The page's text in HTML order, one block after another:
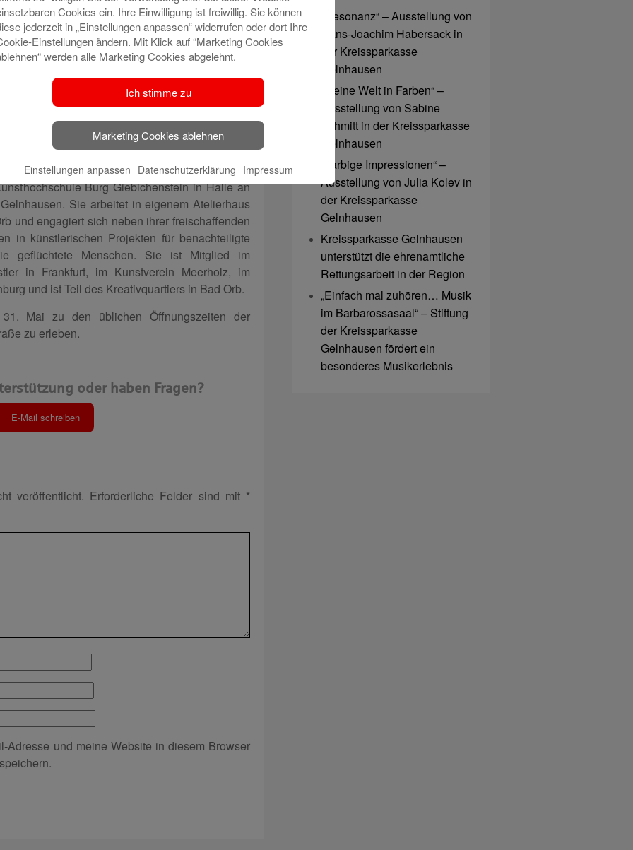
Medien weiter- bearbeitet wurden, Objekte und
grafische Arbeiten auf Metall und anderen
Sie versucht Malerei und Grafik mit neuen
neue künstlerische Felder zu erschließen. Ihre
größtmögliche künstlerische Freiheiten bietet.
sind Symbole, die Geschichten erzählen,
gearbeitet. Wichtig ist ihr die Ehrlichkeit
hinterlässt, die von ihr meist bewusst stehen
Burg Giebichenstein in Halle an
Sie arbeitet in eigenem Atelierhaus
und engagiert sich neben ihrer freischaffenden
in künstlerischen Projekten für benachteiligte
geflüchtete Menschen. Sie ist Mitglied im
in Frankfurt, im Kunstverein Meerholz, im
und ist Teil des Kreativquartiers in Bad Orb.
Mai zu den üblichen Öffnungszeiten der
zu erleben.
oder haben Fragen?
E-Mail schreiben
veröffentlicht. Erforderliche Felder sind mit *
Adresse und meine Website in diesem Browser
„Resonanz“ – Ausstellung von
Hans-Joachim Habersack in
der Kreissparkasse
Gelnhausen
„Meine Welt in Farben“ –
Ausstellung von Sabine
Schmitt in der Kreissparkasse
Gelnhausen
„Farbige Impressionen“ –
Ausstellung von Julia Kolev in
der Kreissparkasse
Gelnhausen
Kreissparkasse Gelnhausen
unterstützt die ehrenamtliche
Rettungsarbeit in der Region
„Einfach mal zuhören… Musik
im Barbarossasaal“ – Stiftung
der Kreissparkasse
Gelnhausen fördert ein
besonderes Musikerlebnis
Cookies ein. Ihre Einwilligung ist freiwillig. Sie können
jederzeit in „Einstellungen anpassen“ widerrufen oder dort Ihre
Einstellungen ändern. Mit Klick auf “Marketing Cookies
werden alle Marketing Cookies abgelehnt.
Ich stimme zu
Marketing Cookies ablehnen
Einstellungen anpassen Datenschutzerklärung Impressum